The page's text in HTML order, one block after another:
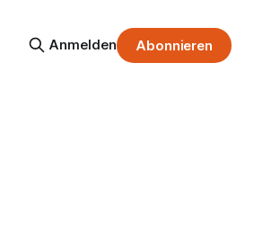
Anmelden Abonnieren